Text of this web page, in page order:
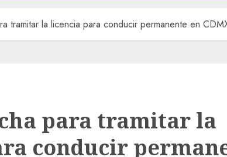
tramitar la licencia para conducir permanente en
para tramitar la
conducir